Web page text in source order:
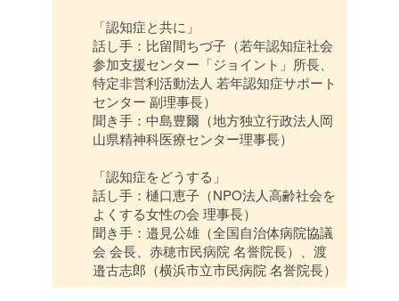
「認知症と共に」
話し手：比留間ちづ子（若年認知症社会
参加支援センター「ジョイント」所長、
特定非営利活動法人 若年認知症サポート
センター 副理事長）
聞き手：中島豊爾（地方独立行政法人岡
山県精神科医療センター理事長）
「認知症をどうする」
話し手：樋口恵子（NPO法人高齢社会を
よくする女性の会 理事長）
聞き手：邉見公雄（全国自治体病院協議
会 会長、赤穂市民病院 名誉院長）、渡
邉古志郎（横浜市立市民病院 名誉院長）